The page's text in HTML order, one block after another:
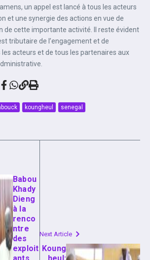
un appel est lancé à tous les acteurs
et une synergie des actions en vue de
de cette importante activité. Il reste évident
tributaire de l’engagement et de
les acteurs et de tous les partenaires aux
koungheul senegal
Babou
Khady
Dieng
à la
renco
ntre
des
exploit
Next Article
Koung